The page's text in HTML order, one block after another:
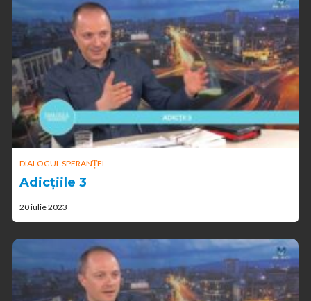
DIALOGUL SPERANȚEI
Adicțiile 3
20 iulie 2023